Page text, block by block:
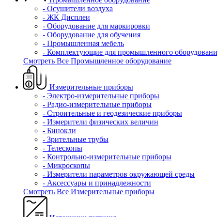
- Осушители воздуха
- ЖК Дисплеи
- Оборудование для маркировки
- Оборудование для обучения
- Промышленная мебель
- Комплектующие для промышленного
Смотреть Все Промышленное оборудование
Измерительные приборы
- Электро-измерительные приборы
- Радио-измерительные приборы
- Строительные и геодезические приборы
- Измерители физических величин
- Бинокли
- Зрительные трубы
- Телескопы
- Контрольно-измерительные приборы
- Микроскопы
- Измерители параметров окружающей среды
- Аксессуары и принадлежности
Смотреть Все Измерительные приборы